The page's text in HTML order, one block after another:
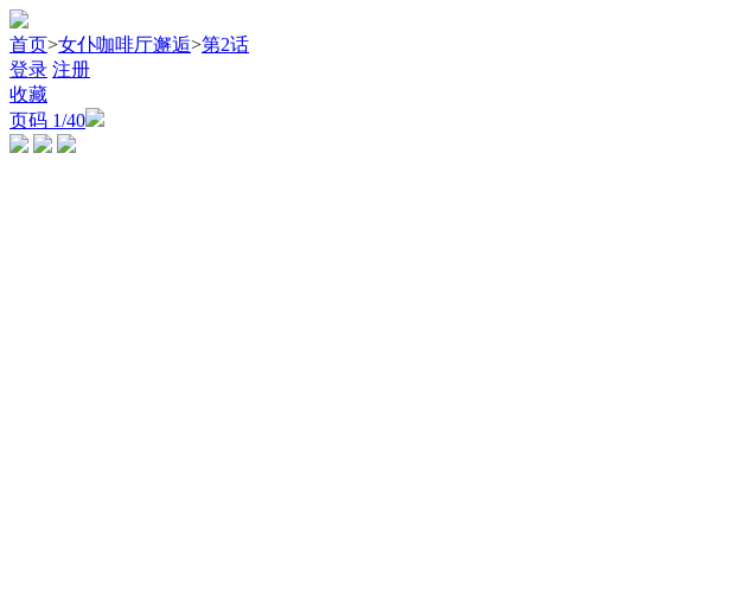
首页>女仆咖啡厅邂逅>第2话
登录 注册
收藏
页码 1/40